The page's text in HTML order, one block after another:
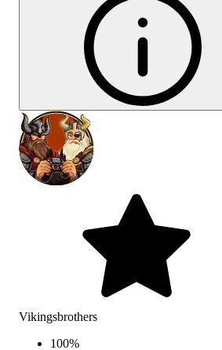
Vikingsbrothers
100%